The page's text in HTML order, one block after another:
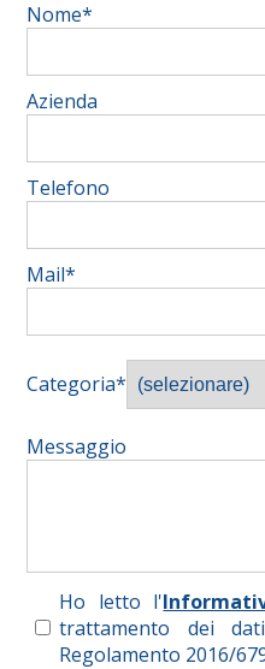
Nome*
Azienda
Telefono
Mail*
Categoria*
Messaggio
Ho letto l'
trattamento dei
Regolamento 2016/